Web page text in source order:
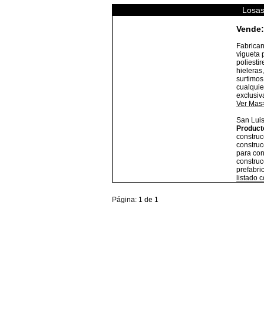
Vende:
vigueta
Ver
San
para
listado
Página: 1 de 1